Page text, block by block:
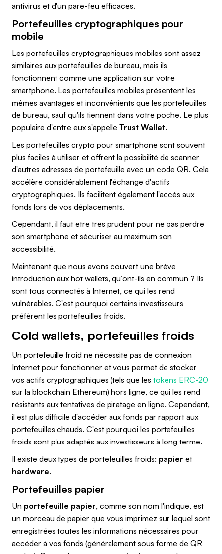
antivirus et d'un pare-feu efficaces.
Portefeuilles cryptographiques pour
mobile
Les portefeuilles cryptographiques mobiles sont assez
similaires aux portefeuilles de bureau, mais ils
fonctionnent comme une application sur votre
smartphone. Les portefeuilles mobiles présentent les
mêmes avantages et inconvénients que les portefeuilles
de bureau, sauf qu'ils tiennent dans votre poche. Le plus
populaire d'entre eux s'appelle Trust Wallet.
Les portefeuilles crypto pour smartphone sont souvent
plus faciles à utiliser et offrent la possibilité de scanner
d'autres adresses de portefeuille avec un code QR. Cela
accélère considérablement l'échange d'actifs
cryptographiques. Ils facilitent également l'accès aux
fonds lors de vos déplacements.
Cependant, il faut être très prudent pour ne pas perdre
son smartphone et sécuriser au maximum son
accessibilité.
Maintenant que nous avons couvert une brève
introduction aux hot wallets, qu’ont-ils en commun ? Ils
sont tous connectés à Internet, ce qui les rend
vulnérables. C'est pourquoi certains investisseurs
préfèrent les portefeuilles froids.
Cold wallets, portefeuilles froids
Un portefeuille froid ne nécessite pas de connexion
Internet pour fonctionner et vous permet de stocker
vos actifs cryptographiques (tels que les tokens ERC-20
sur la blockchain Ethereum) hors ligne, ce qui les rend
résistants aux tentatives de piratage en ligne. Cependant,
il est plus difficile d'accéder aux fonds par rapport aux
portefeuilles chauds. C'est pourquoi les portefeuilles
froids sont plus adaptés aux investisseurs à long terme.
Il existe deux types de portefeuilles froids: papier et
hardware.
Portefeuilles papier
Un portefeuille papier, comme son nom l'indique, est
un morceau de papier que vous imprimez sur lequel sont
enregistrées toutes les informations nécessaires pour
accéder à vos fonds (généralement sous forme de QR